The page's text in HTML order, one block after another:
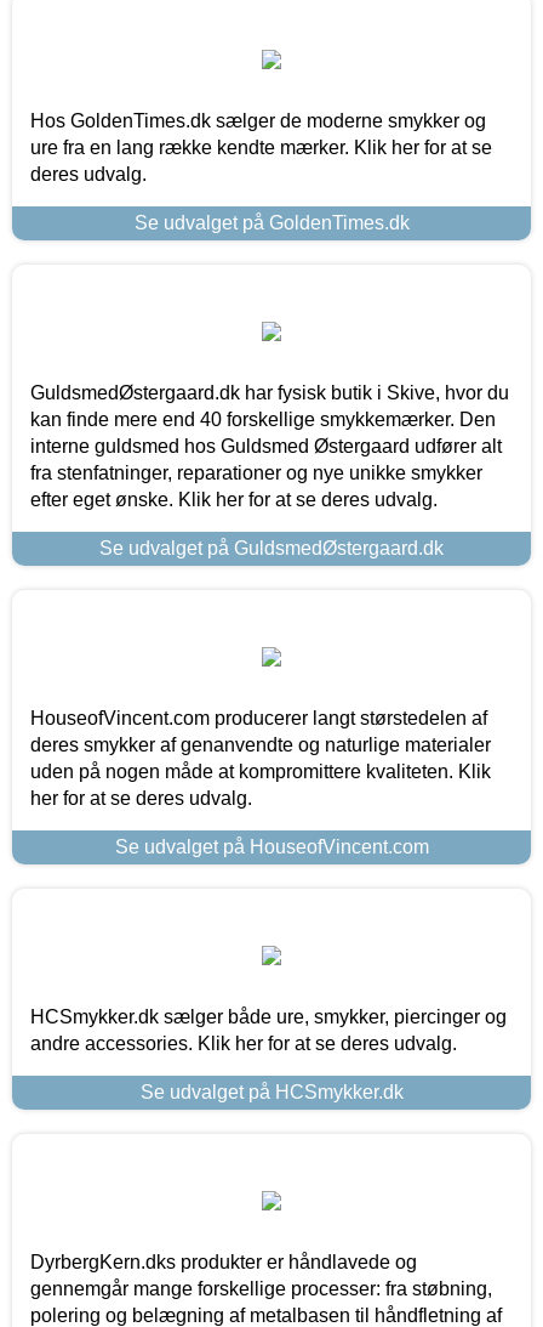
Hos GoldenTimes.dk sælger de moderne smykker og
ure fra en lang række kendte mærker. Klik her for at se
deres udvalg.
Se udvalget på GoldenTimes.dk
GuldsmedØstergaard.dk har fysisk butik i Skive, hvor du
kan finde mere end 40 forskellige smykkemærker. Den
interne guldsmed hos Guldsmed Østergaard udfører alt
fra stenfatninger, reparationer og nye unikke smykker
efter eget ønske. Klik her for at se deres udvalg.
Se udvalget på GuldsmedØstergaard.dk
HouseofVincent.com producerer langt størstedelen af
deres smykker af genanvendte og naturlige materialer
uden på nogen måde at kompromittere kvaliteten. Klik
her for at se deres udvalg.
Se udvalget på HouseofVincent.com
HCSmykker.dk sælger både ure, smykker, piercinger og
andre accessories. Klik her for at se deres udvalg.
Se udvalget på HCSmykker.dk
DyrbergKern.dks produkter er håndlavede og
gennemgår mange forskellige processer: fra støbning,
polering og belægning af metalbasen til håndfletning af